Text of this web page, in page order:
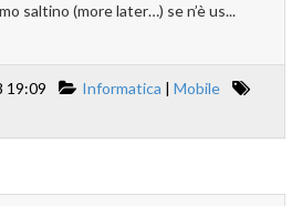
saltino (more later…) se n’è us...
19:09 Informatica | Mobile